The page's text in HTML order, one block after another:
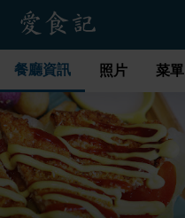
餐廳資訊 照片 菜單